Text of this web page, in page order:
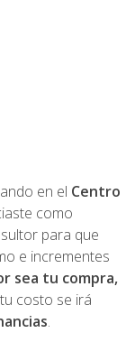
en el Centro
como
para que
e incrementes
sea tu compra,
costo se irá
.